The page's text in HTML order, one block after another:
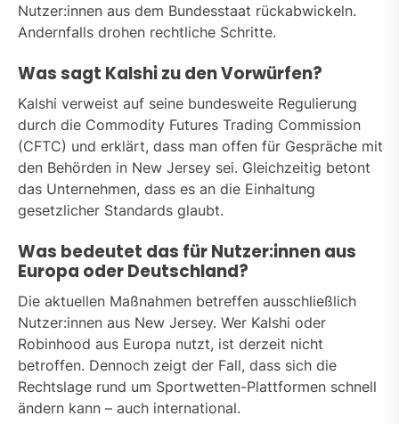
Nutzer:innen aus dem Bundesstaat rückabwickeln.
Andernfalls drohen rechtliche Schritte.
Was sagt Kalshi zu den Vorwürfen?
Kalshi verweist auf seine bundesweite Regulierung
durch die Commodity Futures Trading Commission
(CFTC) und erklärt, dass man offen für Gespräche mit
den Behörden in New Jersey sei. Gleichzeitig betont
das Unternehmen, dass es an die Einhaltung
gesetzlicher Standards glaubt.
Was bedeutet das für Nutzer:innen aus
Europa oder Deutschland?
Die aktuellen Maßnahmen betreffen ausschließlich
Nutzer:innen aus New Jersey. Wer Kalshi oder
Robinhood aus Europa nutzt, ist derzeit nicht
betroffen. Dennoch zeigt der Fall, dass sich die
Rechtslage rund um Sportwetten-Plattformen schnell
ändern kann – auch international.